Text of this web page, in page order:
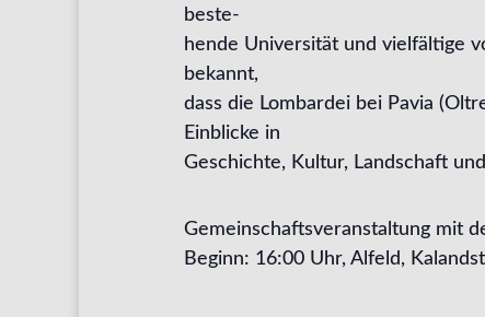
beste-
hende Universität und vielfältige
bekannt,
dass die Lombardei bei Pavia
Einblicke in
Geschichte, Kultur, Landschaft
Gemeinschaftsveranstaltung mit
Beginn: 16:00 Uhr, Alfeld,